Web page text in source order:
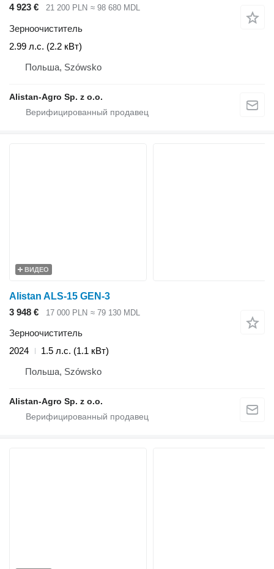
4 923 €
21 200 PLN ≈ 98 680 MDL
Зерноочиститель
2.99 л.с. (2.2 кВт)
Польша, Szówsko
Alistan-Agro Sp. z o.o.
ВИДЕО
Alistan ALS-15 GEN-3
3 948 €
17 000 PLN ≈ 79 130 MDL
Зерноочиститель
2024
1.5 л.с. (1.1 кВт)
Польша, Szówsko
Alistan-Agro Sp. z o.o.